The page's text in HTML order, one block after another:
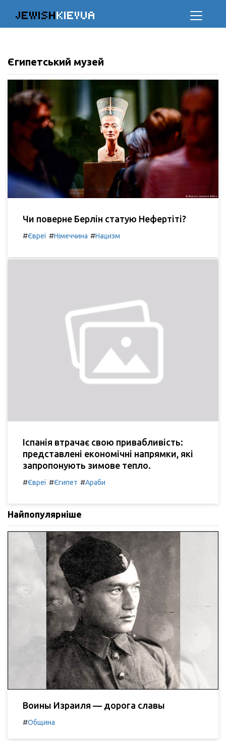
JEWISHKIEVUA
Єгипетський музей
Чи поверне Берлін статую Нефертіті?
#Євреї #Німеччина #Нацизм
Іспанія втрачає свою привабливість:
представлені економічні напрямки, які
запропонують зимове тепло.
#Євреї #Єгипет #Араби
Найпопулярніше
Воины Израиля — дорога славы
#Община